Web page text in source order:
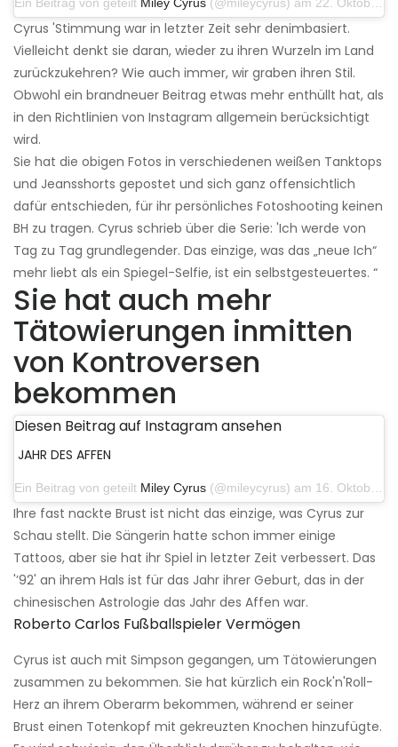
Cyrus 'Stimmung war in letzter Zeit sehr denimbasiert.
Vielleicht denkt sie daran, wieder zu ihren Wurzeln im Land
zurückzukehren? Wie auch immer, wir graben ihren Stil.
Obwohl ein brandneuer Beitrag etwas mehr enthüllt hat, als
in den Richtlinien von Instagram allgemein berücksichtigt
wird.
Sie hat die obigen Fotos in verschiedenen weißen Tanktops
und Jeansshorts gepostet und sich ganz offensichtlich
dafür entschieden, für ihr persönliches Fotoshooting keinen
BH zu tragen. Cyrus schrieb über die Serie: 'Ich werde von
Tag zu Tag grundlegender. Das einzige, was das „neue Ich“
mehr liebt als ein Spiegel-Selfie, ist ein selbstgesteuertes. “
Sie hat auch mehr
Tätowierungen inmitten
von Kontroversen
bekommen
Diesen Beitrag auf Instagram ansehen
JAHR DES AFFEN
Ein Beitrag von geteilt Miley Cyrus (@mileycyrus) am 16. Oktober 2019 um 19:04 Uhr PDT
Ihre fast nackte Brust ist nicht das einzige, was Cyrus zur
Schau stellt. Die Sängerin hatte schon immer einige
Tattoos, aber sie hat ihr Spiel in letzter Zeit verbessert. Das
'’92' an ihrem Hals ist für das Jahr ihrer Geburt, das in der
chinesischen Astrologie das Jahr des Affen war.
Roberto Carlos Fußballspieler Vermögen
Cyrus ist auch mit Simpson gegangen, um Tätowierungen
zusammen zu bekommen. Sie hat kürzlich ein Rock'n'Roll-
Herz an ihrem Oberarm bekommen, während er seiner
Brust einen Totenkopf mit gekreuzten Knochen hinzufügte.